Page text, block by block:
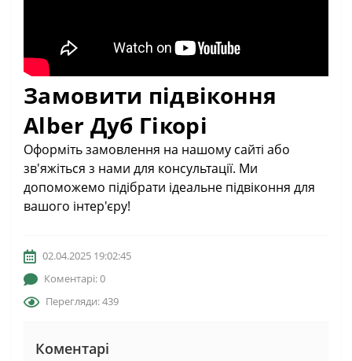
Замовити підвіконня
Alber Дуб Гікорі
Оформіть замовлення на нашому сайті або
зв'яжіться з нами для консультації. Ми
допоможемо підібрати ідеальне підвіконня для
вашого інтер'єру!
02.04.2025 19:02:45
Коментарі: 0
Перегляди: 439
Коментарі